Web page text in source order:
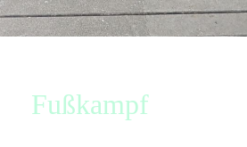
Fußkampf